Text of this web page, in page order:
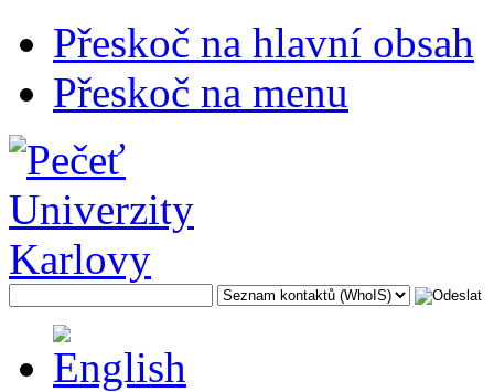
Přeskoč na hlavní obsah
Přeskoč na menu